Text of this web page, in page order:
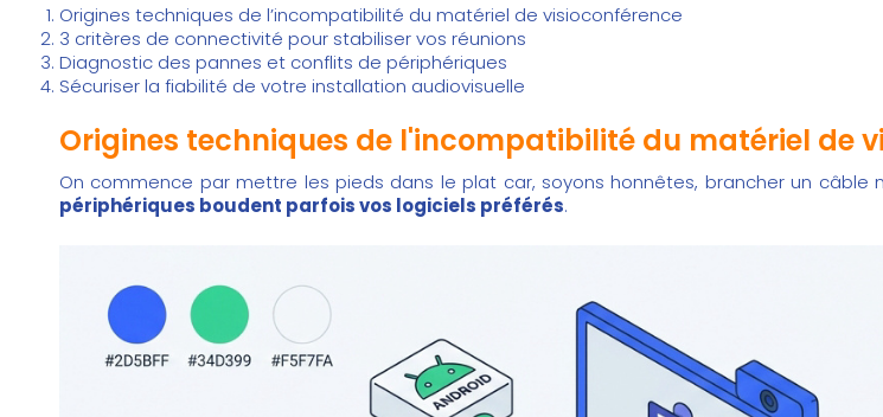
Origines techniques de l’incompatibilité du matériel de visioconférence
3 critères de connectivité pour stabiliser vos réunions
Diagnostic des pannes et conflits de périphériques
Sécuriser la fiabilité de votre installation audiovisuelle
Origines techniques de l'incompatibilité du matériel de
On commence par mettre les pieds dans le plat car, soyons honnêtes, brancher un câble
périphériques boudent parfois vos logiciels préférés.